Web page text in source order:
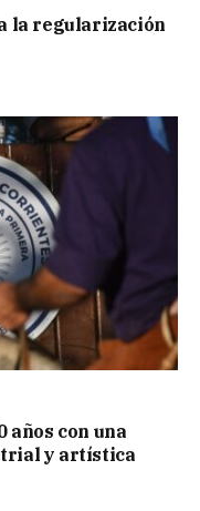
la regularización
años con una
y artística